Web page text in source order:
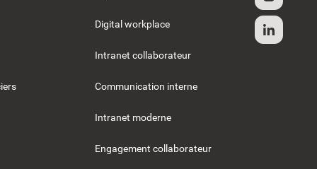
Digital workplace
Intranet collaborateur
Communication interne
Intranet moderne
Engagement collaborateur